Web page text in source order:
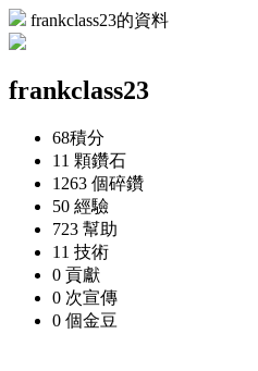
frankclass23的資料
frankclass23
68積分
11 顆鑽石
1263 個碎鑽
50 經驗
723 幫助
11 技術
0 貢獻
0 次宣傳
0 個金豆